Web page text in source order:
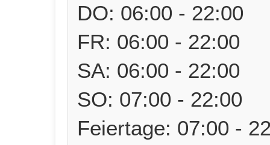
DO: 06:00 - 22:00
FR: 06:00 - 22:00
SA: 06:00 - 22:00
SO: 07:00 - 22:00
Feiertage: 07:00 -